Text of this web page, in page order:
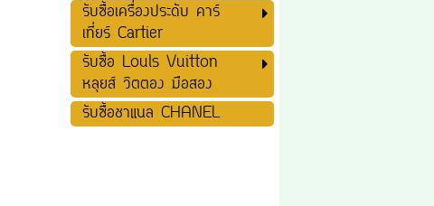
รับซื้อเครื่องประดับ คาร์
เที่ยร์ Cartier
รับซื้อ Louls Vuitton
หลุยส์ วิตตอง มือสอง
รับซื้อชาแนล CHANEL